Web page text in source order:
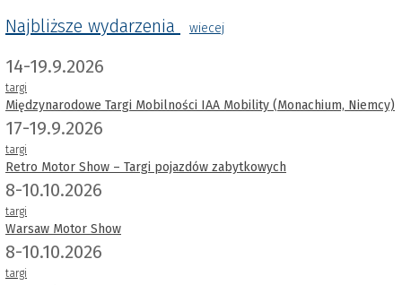
Najbliższe wydarzenia
wiecej
14-19.9.2026
targi
Międzynarodowe Targi Mobilności IAA Mobility (Monachium, Niemcy)
17-19.9.2026
targi
Retro Motor Show – Targi pojazdów zabytkowych
8-10.10.2026
targi
Warsaw Motor Show
8-10.10.2026
targi